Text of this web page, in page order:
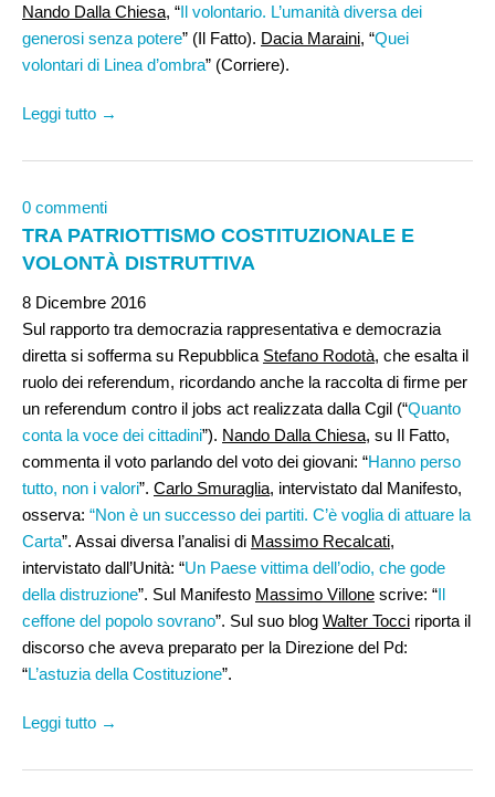
Nando Dalla Chiesa, “Il volontario. L’umanità diversa dei
generosi senza potere” (Il Fatto). Dacia Maraini, “Quei
volontari di Linea d’ombra” (Corriere).
Leggi tutto →
0 commenti
TRA PATRIOTTISMO COSTITUZIONALE E
VOLONTÀ DISTRUTTIVA
8 Dicembre 2016
Sul rapporto tra democrazia rappresentativa e democrazia
diretta si sofferma su Repubblica Stefano Rodotà, che esalta il
ruolo dei referendum, ricordando anche la raccolta di firme per
un referendum contro il jobs act realizzata dalla Cgil (“Quanto
conta la voce dei cittadini”). Nando Dalla Chiesa, su Il Fatto,
commenta il voto parlando del voto dei giovani: “Hanno perso
tutto, non i valori”. Carlo Smuraglia, intervistato dal Manifesto,
osserva: “Non è un successo dei partiti. C’è voglia di attuare la
Carta”. Assai diversa l’analisi di Massimo Recalcati,
intervistato dall’Unità: “Un Paese vittima dell’odio, che gode
della distruzione”. Sul Manifesto Massimo Villone scrive: “Il
ceffone del popolo sovrano”. Sul suo blog Walter Tocci riporta il
discorso che aveva preparato per la Direzione del Pd:
“L’astuzia della Costituzione”.
Leggi tutto →